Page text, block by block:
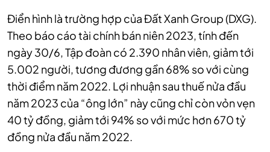
Điển hình là trường hợp của Đất Xanh Group (DXG).
Theo báo cáo tài chính bán niên 2023, tính đến
ngày 30/6, Tập đoàn có 2.390 nhân viên, giảm tới
5.002 người, tương đương gần 68% so với cùng
thời điểm năm 2022. Lợi nhuận sau thuế nửa đầu
năm 2023 của “ông lớn” này cũng chỉ còn vỏn vẹn
40 tỷ đồng, giảm tới 94% so với mức hơn 670 tỷ
đồng nửa đầu năm 2022.